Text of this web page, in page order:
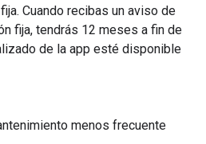
Cuando recibas un aviso de
fija, tendrás 12 meses a fin de
de la app esté disponible
menos frecuente